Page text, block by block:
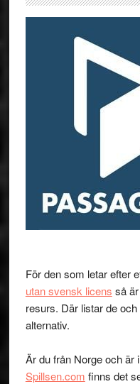
För den som letar efter
utan svensk licens så är
resurs. Där listar de
alternativ.
Är du från Norge och är
Spillsen.com finns det